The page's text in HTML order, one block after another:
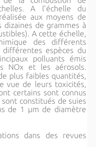
A l’échelle du
aux moyens de
dizaines de grammes à
A cette échelle,
des différents
espèces du
polluants émis
NOx et les aérosols.
plus faibles quantités,
vue de leurs toxicités,
certains sont connus
constitués de suies
de 1 µm de diamètre
dans des revues